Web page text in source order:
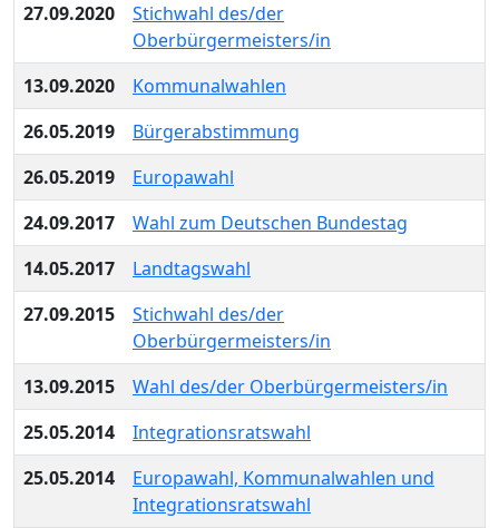
27.09.2020
Stichwahl des/der
Oberbürgermeisters/in
13.09.2020
Kommunalwahlen
26.05.2019
Bürgerabstimmung
26.05.2019
Europawahl
24.09.2017
Wahl zum Deutschen Bundestag
14.05.2017
Landtagswahl
27.09.2015
Stichwahl des/der
Oberbürgermeisters/in
13.09.2015
Wahl des/der Oberbürgermeisters/in
25.05.2014
Integrationsratswahl
25.05.2014
Europawahl, Kommunalwahlen und
Integrationsratswahl